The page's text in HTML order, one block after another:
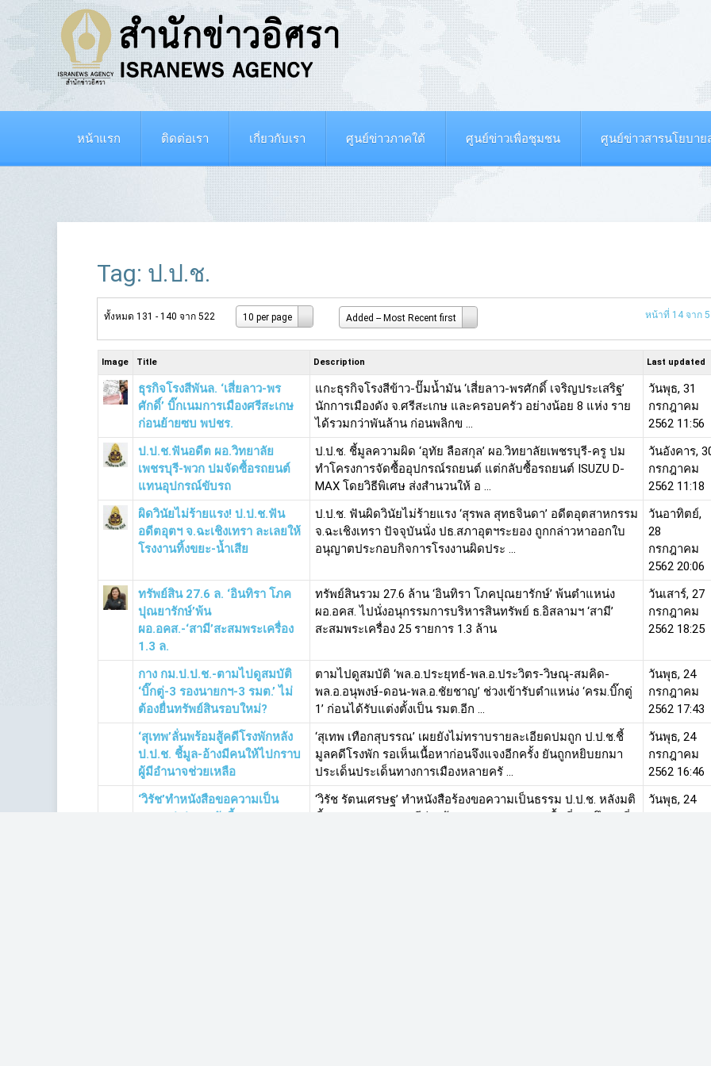
หน้าแรก ติดต่อเรา เกี่ยวกับเรา ศูนย์ข่าวภาคใต้ ศูนย์ข่าวเพื่อชุมชน ศูนย์ข่าวสารนโยบา
Tag: ป.ป.ช.
ทั้งหมด 131 - 140 จาก 522 10 per page Added -- Most Recent first หน้าที่ 14 จาก
Image Title Description Last updated
ธุรกิจโรงสีพันล. ‘เสี่ยลาว-พร
ศักดิ์’ บิ๊กเนมการเมืองศรีสะเกษ
ก่อนย้ายซบ พปชร.
แกะธุรกิจโรงสีข้าว-ปั๊มน้ำมัน ‘เสี่ยลาว-พรศักดิ์ เจริญประเสริฐ’
นักการเมืองดัง จ.ศรีสะเกษ และครอบครัว อย่างน้อย 8 แห่ง ราย
ได้รวมกว่าพันล้าน ก่อนพลิกข ...
วันพุธ, 31
กรกฎาคม
2562 11:56
ป.ป.ช.ฟันอดีต ผอ.วิทยาลัย
เพชรบุรี-พวก ปมจัดซื้อรถยนต์
แทนอุปกรณ์ขับรถ
ป.ป.ช. ชี้มูลความผิด ‘อุทัย ลือสกุล’ ผอ.วิทยาลัยเพชรบุรี-ครู ปม
ทำโครงการจัดซื้ออุปกรณ์รถยนต์ แต่กลับซื้อรถยนต์ ISUZU D-
MAX โดยวิธีพิเศษ ส่งสำนวนให้ อ ...
วันอังคาร,
กรกฎาคม
2562 11:18
ผิดวินัยไม่ร้ายแรง! ป.ป.ช.ฟัน
อดีตอุตฯ จ.ฉะเชิงเทรา ละเลยให้
โรงงานทิ้งขยะ-น้ำเสีย
ป.ป.ช. ฟันผิดวินัยไม่ร้ายแรง ‘สุรพล สุทธจินดา’ อดีตอุตสาหกรรม
จ.ฉะเชิงเทรา ปัจจุบันนั่ง ปธ.สภาอุตฯระยอง ถูกกล่าวหาออกใบ
อนุญาตประกอบกิจการโรงงานผิดประ ...
วันอาทิตย์,
28
กรกฎาคม
2562 20:06
ทรัพย์สิน 27.6 ล. ‘อินทิรา โภค
ปุณยารักษ์’พ้น
ผอ.อคส.-‘สามี’สะสมพระเครื่อง
1.3 ล.
ทรัพย์สินรวม 27.6 ล้าน ‘อินทิรา โภคปุณยารักษ์’ พ้นตำแหน่ง
ผอ.อคส. ไปนั่งอนุกรรมการบริหารสินทรัพย์ ธ.อิสลามฯ ‘สามี’
สะสมพระเครื่อง 25 รายการ 1.3 ล้าน
วันเสาร์, 27
กรกฎาคม
2562 18:25
กาง กม.ป.ป.ช.-ตามไปดูสมบัติ
‘บิ๊กตู่-3 รองนายกฯ-3 รมต.’ ไม่
ต้องยื่นทรัพย์สินรอบใหม่?
ตามไปดูสมบัติ ‘พล.อ.ประยุทธ์-พล.อ.ประวิตร-วิษณุ-สมคิด-
พล.อ.อนุพงษ์-ดอน-พล.อ.ชัยชาญ’ ช่วงเข้ารับตำแหน่ง ‘ครม.บิ๊กตู่
1’ ก่อนได้รับแต่งตั้งเป็น รมต.อีก ...
วันพุธ, 24
กรกฎาคม
2562 17:43
‘สุเทพ’ลั่นพร้อมสู้คดีโรงพักหลัง
ป.ป.ช. ชี้มูล-อ้างมีคนให้ไปกราบ
ผู้มีอำนาจช่วยเหลือ
‘สุเทพ เทือกสุบรรณ’ เผยยังไม่ทราบรายละเอียดปมถูก ป.ป.ช.ชี้
มูลคดีโรงพัก รอเห็นเนื้อหาก่อนจึงแจงอีกครั้ง ยันถูกหยิบยกมา
ประเด็นประเด็นทางการเมืองหลายครั ...
วันพุธ, 24
กรกฎาคม
2562 16:46
‘วิรัช’ทำหนังสือขอความเป็น
ธรรม ป.ป.ช. หลังชี้มูล 3
‘วิรัช รัตนเศรษฐ’ ทำหนังสือร้องขอความเป็นธรรม ป.ป.ช. หลังมติ
ชี้มูล 3 ส.ส.พปชร. คดีก่อสร้างสนามฟุตซอลเขตพื้นที่การศึกษาที่
วันพุธ, 24